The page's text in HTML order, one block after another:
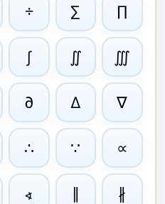
÷ ∑ ∏
∫ ∬ ∭
∂ ∆ ∇
∴ ∵ ∝
∢ ∥ ∦